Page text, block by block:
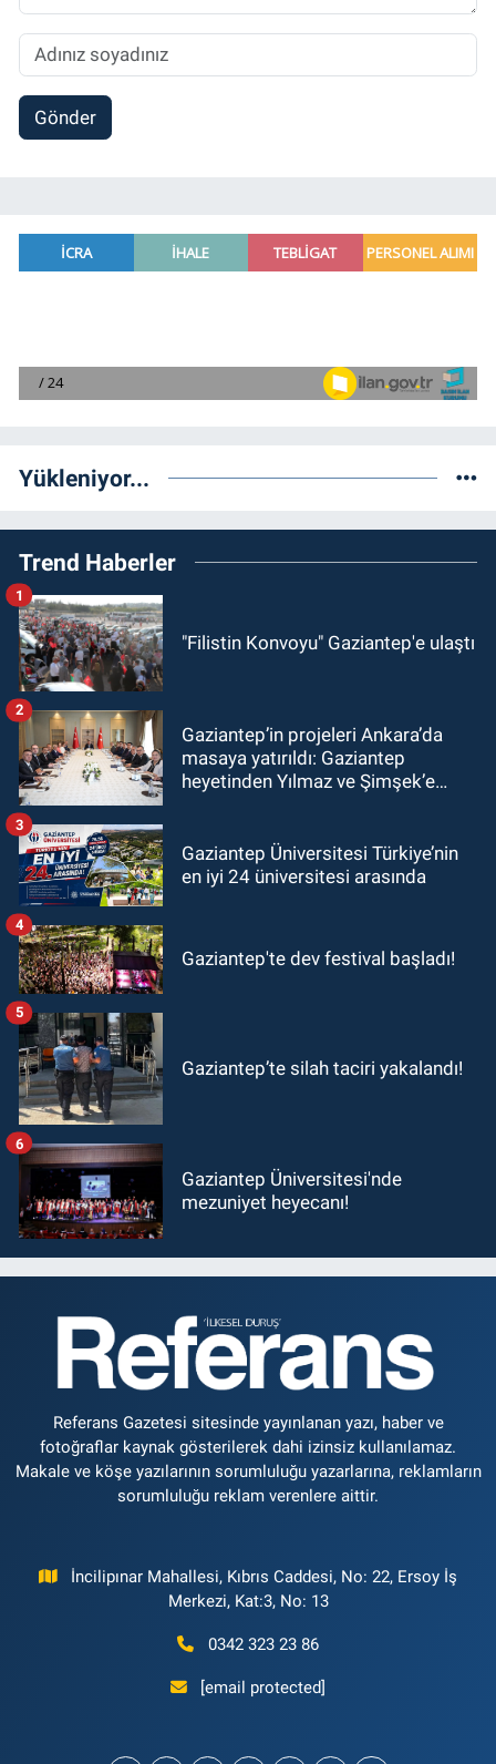
Gönder
Yükleniyor...
Trend Haberler
"Filistin Konvoyu" Gaziantep'e ulaştı
1
Gaziantep’in projeleri Ankara’da
masaya yatırıldı: Gaziantep
heyetinden Yılmaz ve Şimşek’e
2
Gaziantep Üniversitesi Türkiye’nin
en iyi 24 üniversitesi arasında
3
Gaziantep'te dev festival başladı!
4
Gaziantep’te silah taciri yakalandı!
5
Gaziantep Üniversitesi'nde
mezuniyet heyecanı!
6
Referans Gazetesi sitesinde yayınlanan yazı, haber ve
fotoğraflar kaynak gösterilerek dahi izinsiz kullanılamaz.
Makale ve köşe yazılarının sorumluluğu yazarlarına, reklamların
sorumluluğu reklam verenlere aittir.
İncilipınar Mahallesi, Kıbrıs Caddesi, No: 22, Ersoy İş
Merkezi, Kat:3, No: 13
0342 323 23 86
[email protected]